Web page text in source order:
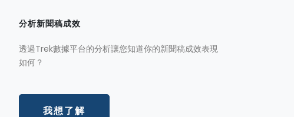
分析新聞稿成效
透過Trek數據平台的分析讓您知道你的新聞稿成效表現
如何？
我想了解